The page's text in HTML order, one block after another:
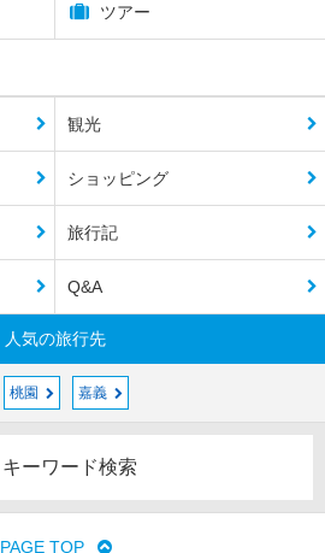
ツアー
観光
ショッピング
旅行記
Q&A
人気の旅行先
桃園 嘉義
キーワード検索
PAGE TOP